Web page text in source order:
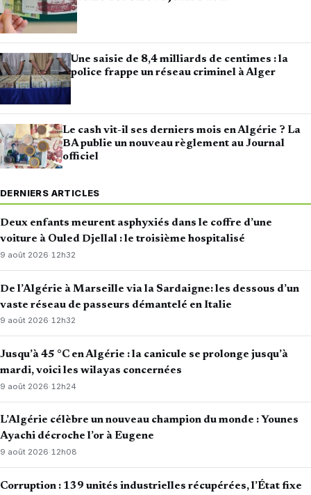
Une saisie de 8,4 milliards de centimes : la
police frappe un réseau criminel à Alger
Le cash vit-il ses derniers mois en Algérie ? La
BA publie un nouveau règlement au Journal
officiel
DERNIERS ARTICLES
Deux enfants meurent asphyxiés dans le coffre d’une
voiture à Ouled Djellal : le troisième hospitalisé
9 août 2026·12h32
De l’Algérie à Marseille via la Sardaigne: les dessous d’un
vaste réseau de passeurs démantelé en Italie
9 août 2026·12h32
Jusqu’à 45 °C en Algérie : la canicule se prolonge jusqu’à
mardi, voici les wilayas concernées
9 août 2026·12h24
L’Algérie célèbre un nouveau champion du monde : Younes
Ayachi décroche l’or à Eugene
9 août 2026·12h08
Corruption : 139 unités industrielles récupérées, l’État fixe